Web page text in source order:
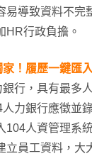
易導致資料不完
HR行政負擔。
！履歷一鍵匯
行，具有最多
力銀行應徵並
104人資管理系
立員工資料，大